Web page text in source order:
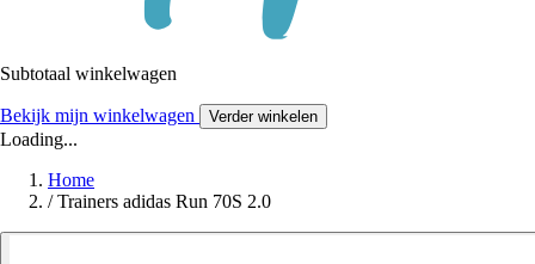
Subtotaal winkelwagen
Bekijk mijn winkelwagen Verder winkelen
Loading...
Home
/ Trainers adidas Run 70S 2.0